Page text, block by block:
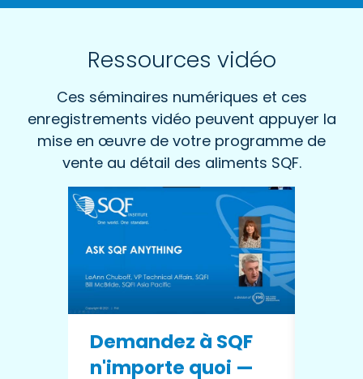
Ressources vidéo
Ces séminaires numériques et ces
enregistrements vidéo peuvent appuyer la
mise en œuvre de votre programme de
vente au détail des aliments SQF.
Demandez à SQF
n'importe quoi —